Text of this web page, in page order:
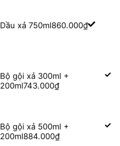
Dầu xả 750ml860.000₫
Bộ gội xả 300ml +
200ml743.000₫
Bộ gội xả 500ml +
200ml884.000₫